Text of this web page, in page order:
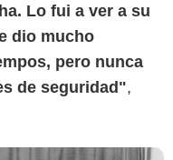
Lo fui a ver a su
dio mucho
pero nunca
de seguridad",